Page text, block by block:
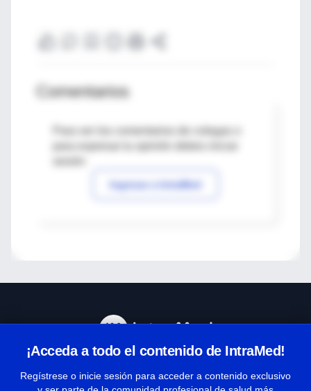
Comentarios
Para ver los comentarios de colegas o
Ingresar a IntraMed
¡Acceda a todo el contenido de IntraMed!
Regístrese o inicie sesión para acceder a contenido exclusivo